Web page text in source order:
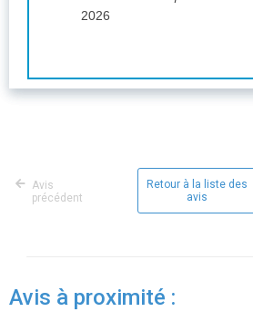
2026
Avis
précédent
Retour à la liste des
avis
Avis à proximité :